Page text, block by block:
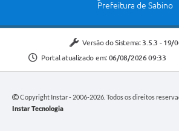
Prefeitura de Sabino
Versão do Sistema: 3.5.3 - 19/
Portal atualizado em: 06/08/2026 09:33
Copyright Instar - 2006-2026. Todos os direitos
Instar Tecnologia